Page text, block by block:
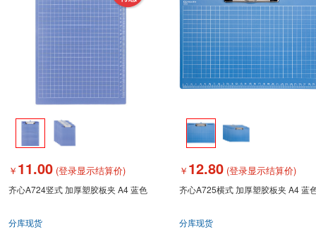
￥ 11.00 (登录显示结算价)
齐心A724竖式 加厚塑胶板夹 A4 蓝色
分库现货
￥ 12.80 (登录显示结算价)
齐心A725横式 加厚塑胶板夹 A4 蓝
分库现货